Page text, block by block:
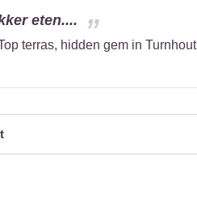
eten....
terras, hidden gem in Turnhout